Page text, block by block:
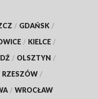
/ GDAŃSK /
/ KIELCE /
/ OLSZTYN /
RZESZÓW /
/ WROCŁAW